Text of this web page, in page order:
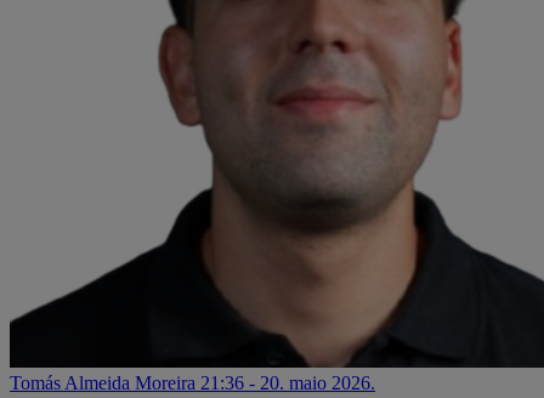
Tomás Almeida Moreira 21:36 - 20. maio 2026.